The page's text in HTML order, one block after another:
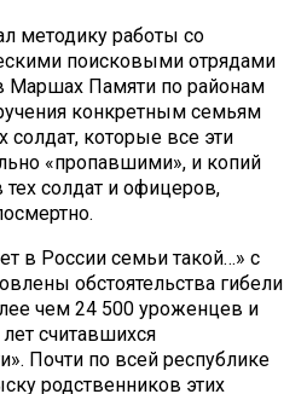
методику работы со
поисковыми отрядами
в Маршах Памяти по районам
конкретным семьям
солдат, которые все эти
«пропавшими», и копий
солдат и офицеров,
в России семьи такой…» с
обстоятельства гибели
чем 24 500 уроженцев и
считавшихся
Почти по всей республике
родственников этих